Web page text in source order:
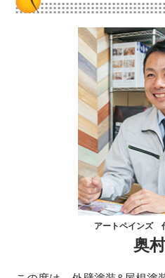
アートペインズ
奥